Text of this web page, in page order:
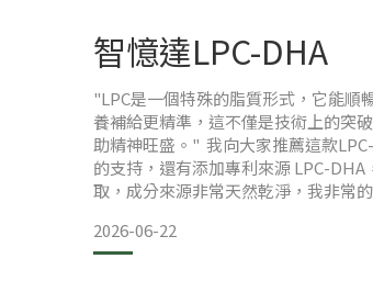
◎沒有搖搖杯可以嗎？⭕可以
智憶達LPC-DHA
"LPC是一個特殊的脂質形式，它能順
養補給更精準，這不僅是技術上的突
助精神旺盛。" 我向大家推薦這款
的支持，還有添加專利來源 LPC-
取，成分來源非常天然乾淨，我非常
2026-06-22